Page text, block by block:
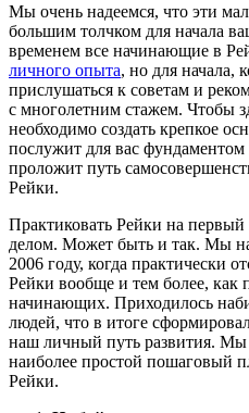
Мы очень надеемся, что эти
большим толчком для начала
временем все начинающие в
личного опыта, но для начала,
прислушаться к советам и
с многолетним стажем. Чтобы
необходимо создать крепкое
послужит для вас фундаментом
проложит путь
Рейки.
Практиковать Рейки на первый
делом. Может быть и так. Мы
2006 году, когда практически
Рейки вообще и тем более, как
начинающих. Приходилось
людей, что в итоге
наш личный путь развития. Мы
наиболее простой пошаговый
Рейки.